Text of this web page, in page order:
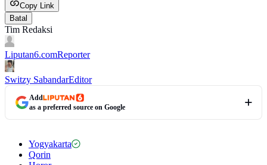
Copy Link
Batal
Tim Redaksi
Liputan6.comReporter
Switzy SabandarEditor
Add
as a preferred source on Google
Yogyakarta
Qorin